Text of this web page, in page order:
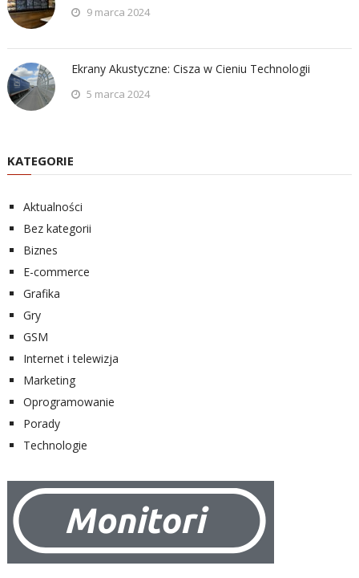
9 marca 2024
Ekrany Akustyczne: Cisza w Cieniu Technologii
5 marca 2024
KATEGORIE
Aktualności
Bez kategorii
Biznes
E-commerce
Grafika
Gry
GSM
Internet i telewizja
Marketing
Oprogramowanie
Porady
Technologie